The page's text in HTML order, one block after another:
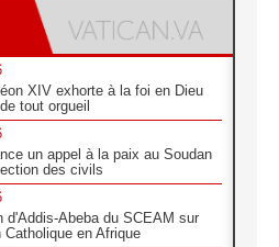
XIV exhorte à la foi en Dieu
tout orgueil
un appel à la paix au Soudan
des civils
d'Addis-Abeba du SCEAM sur
Catholique en Afrique